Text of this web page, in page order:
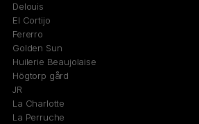
Delouis
El Cortijo
Fererro
Golden Sun
Huilerie Beaujolaise
Högtorp gård
JR
La Charlotte
La Perruche